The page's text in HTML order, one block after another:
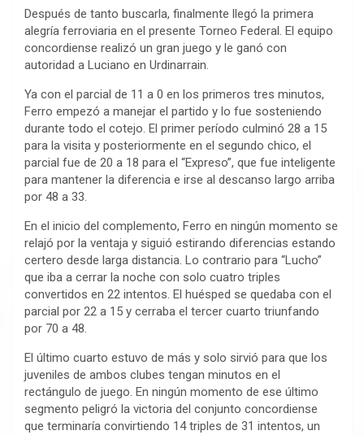
Después de tanto buscarla, finalmente llegó la primera
alegría ferroviaria en el presente Torneo Federal. El equipo
concordiense realizó un gran juego y le ganó con
autoridad a Luciano en Urdinarrain.
Ya con el parcial de 11 a 0 en los primeros tres minutos,
Ferro empezó a manejar el partido y lo fue sosteniendo
durante todo el cotejo. El primer período culminó 28 a 15
para la visita y posteriormente en el segundo chico, el
parcial fue de 20 a 18 para el “Expreso”, que fue inteligente
para mantener la diferencia e irse al descanso largo arriba
por 48 a 33.
En el inicio del complemento, Ferro en ningún momento se
relajó por la ventaja y siguió estirando diferencias estando
certero desde larga distancia. Lo contrario para “Lucho”
que iba a cerrar la noche con solo cuatro triples
convertidos en 22 intentos. El huésped se quedaba con el
parcial por 22 a 15 y cerraba el tercer cuarto triunfando
por 70 a 48.
El último cuarto estuvo de más y solo sirvió para que los
juveniles de ambos clubes tengan minutos en el
rectángulo de juego. En ningún momento de ese último
segmento peligró la victoria del conjunto concordiense
que terminaría convirtiendo 14 triples de 31 intentos, un